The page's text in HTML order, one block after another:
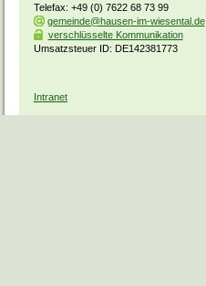
Telefax: +49 (0) 7622 68 73 99
gemeinde@hausen-im-wiesental.de
verschlüsselte Kommunikation
Umsatzsteuer ID: DE142381773
Intranet